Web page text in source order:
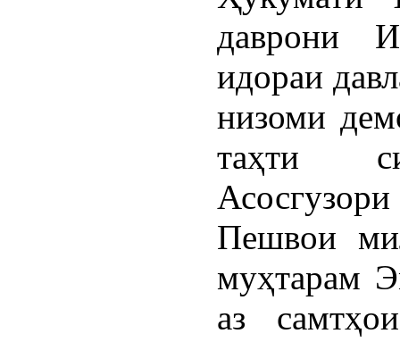
даврони
идораи
низоми
таҳти
Пешвои
муҳтарам
аз